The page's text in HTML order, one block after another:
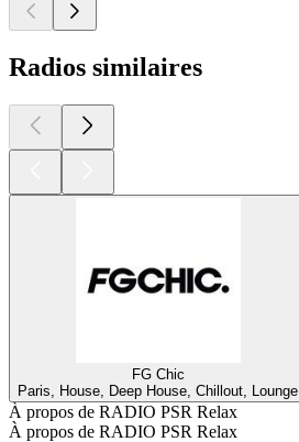
Radios similaires
FG Chic
Paris, House, Deep House, Chillout, Lounge
À propos de RADIO PSR Relax
À propos de RADIO PSR Relax